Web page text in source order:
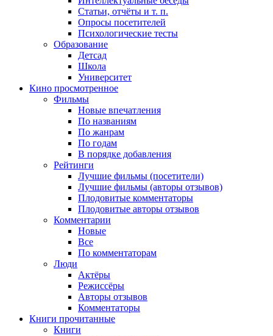
Статьи, отчёты и т. п.
Опросы посетителей
Психологические тесты
Образование
Детсад
Школа
Университет
Кино просмотренное
Фильмы
Новые впечатления
По названиям
По жанрам
По годам
В порядке добавления
Рейтинги
Лучшие фильмы (посетители)
Лучшие фильмы (авторы отзывов)
Плодовитые комментаторы
Плодовитые авторы отзывов
Комментарии
Новые
Все
По комментаторам
Люди
Актёры
Режиссёры
Авторы отзывов
Комментаторы
Книги прочитанные
Книги